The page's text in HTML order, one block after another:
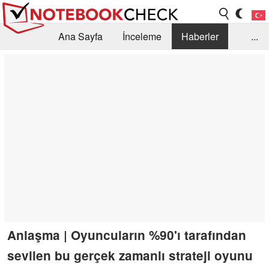
Ana Sayfa İnceleme
Haberler
...
Anlaşma | Oyuncuların %90'ı tarafından
sevilen bu gerçek zamanlı strateji oyunu